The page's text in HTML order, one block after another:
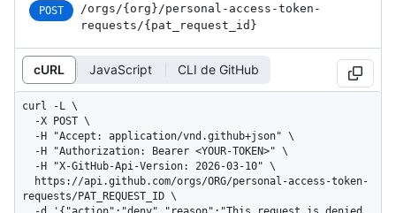
POST /orgs /{org} /personal-access-token-
requests /{pat_ request_ id}
cURL JavaScript CLI de GitHub
curl -L \
requests/PAT_REQUEST_ID \